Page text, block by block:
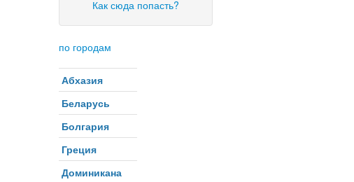
Как сюда попасть?
по городам
Абхазия
Беларусь
Болгария
Греция
Доминикана